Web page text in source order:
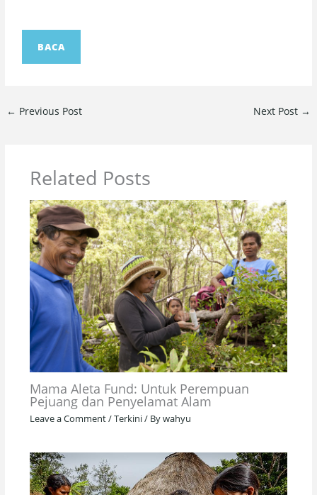
BACA
← Previous Post Next Post →
Related Posts
Mama Aleta Fund: Untuk Perempuan
Pejuang dan Penyelamat Alam
Leave a Comment/Terkini/ Bywahyu